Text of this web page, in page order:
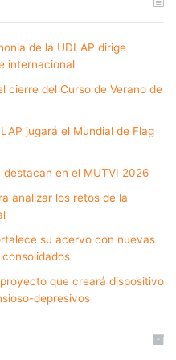
de la UDLAP dirige
internacional
cierre del Curso de Verano de
jugará el Mundial de Flag
destacan en el MUTVI 2026
analizar los retos de la
su acervo con nuevas
que creará dispositivo
depresivos